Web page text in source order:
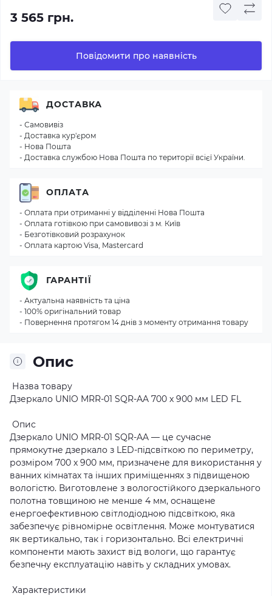
3 565 грн.
Повідомити про наявність
Опис
Назва товару
Дзеркало UNIO MRR-01 SQR-AA 700 x 900 мм LED FL
Опис
Дзеркало UNIO MRR-01 SQR-AA — це сучасне
прямокутне дзеркало з LED-підсвіткою по периметру,
розміром 700 x 900 мм, призначене для використання у
ванних кімнатах та інших приміщеннях з підвищеною
вологістю. Виготовлене з вологостійкого дзеркального
полотна товщиною не менше 4 мм, оснащене
енергоефективною світлодіодною підсвіткою, яка
забезпечує рівномірне освітлення. Може монтуватися
як вертикально, так і горизонтально. Всі електричні
компоненти мають захист від вологи, що гарантує
безпечну експлуатацію навіть у складних умовах.
Характеристики
ДОСТАВКА
- Самовивіз
- Доставка кур'єром
- Нова Пошта
- Доставка службою Нова Пошта по території всієї України.
ОПЛАТА
- Оплата при отриманні у відділенні Нова Пошта
- Оплата готівкою при самовивозі з м. Київ
- Безготівковий розрахунок
- Оплата картою Visa, Mastercard
ГАРАНТІЇ
- Актуальна наявність та ціна
- 100% оригінальний товар
- Повернення протягом 14 днів з моменту отримання товару